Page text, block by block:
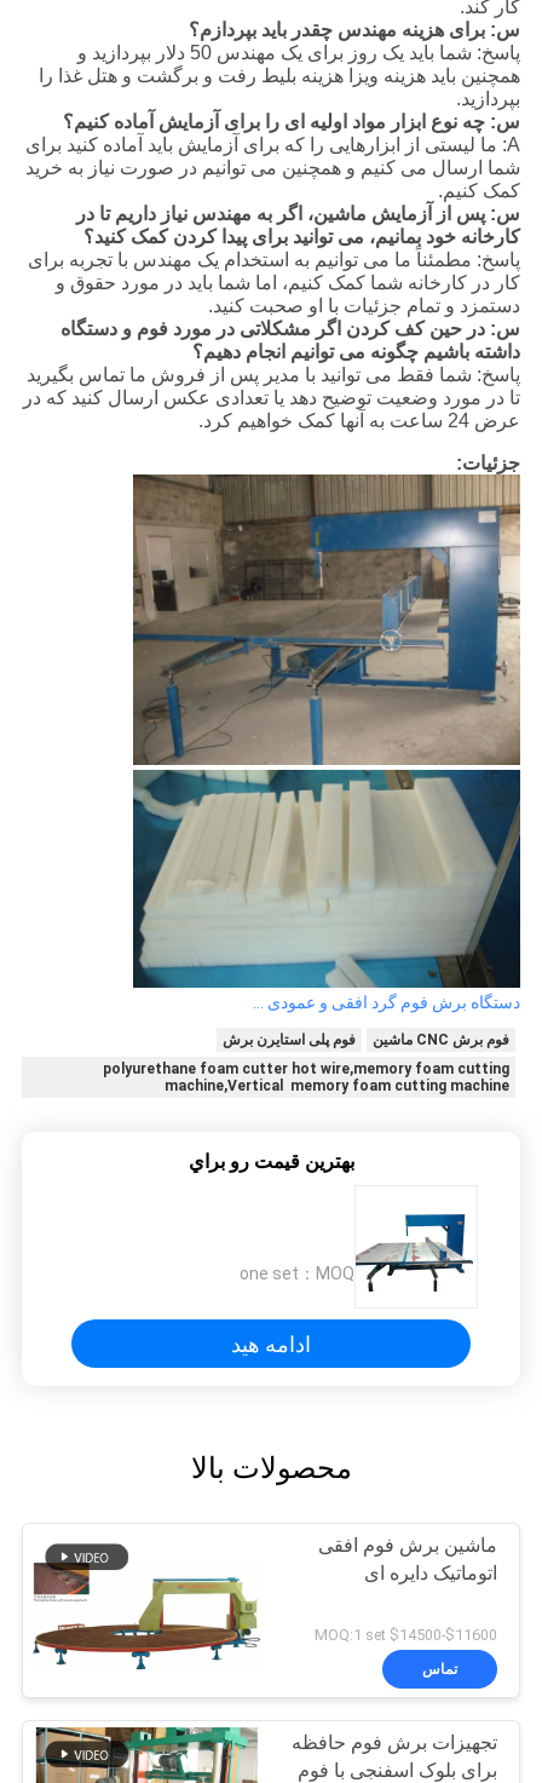
کار کند.
س: برای هزینه مهندس چقدر باید بپردازم؟
پاسخ: شما باید یک روز برای یک مهندس 50 دلار بپردازید و
همچنین باید هزینه ویزا هزینه بلیط رفت و برگشت و هتل غذا را
بپردازید.
س: چه نوع ابزار مواد اولیه ای را برای آزمایش آماده کنیم؟
A: ما لیستی از ابزارهایی را که برای آزمایش باید آماده کنید برای
شما ارسال می کنیم و همچنین می توانیم در صورت نیاز به خرید
کمک کنیم.
س: پس از آزمایش ماشین، اگر به مهندس نیاز داریم تا در
کارخانه خود بمانیم، می توانید برای پیدا کردن کمک کنید؟
پاسخ: مطمئناً ما می توانیم به استخدام یک مهندس با تجربه برای
کار در کارخانه شما کمک کنیم، اما شما باید در مورد حقوق و
دستمزد و تمام جزئیات با او صحبت کنید.
س: در حین کف کردن اگر مشکلاتی در مورد فوم و دستگاه
داشته باشیم چگونه می توانیم انجام دهیم؟
پاسخ: شما فقط می توانید با مدیر پس از فروش ما تماس بگیرید
تا در مورد وضعیت توضیح دهد یا تعدادی عکس ارسال کنید که در
عرض 24 ساعت به آنها کمک خواهیم کرد.
جزئیات:
دستگاه برش فوم گرد افقی و عمودی ...
فوم برش CNC ماشین
فوم پلی استایرن برش
polyurethane foam cutter hot wire,memory foam cutting
machine,Vertical memory foam cutting machine
بهترين قيمت رو براي
MOQ：
one set
ادامه هید
محصولات بالا
ماشین برش فوم افقی
اتوماتیک دایره ای
$11600-$14500 MOQ:1 set
تماس
تجهیزات برش فوم حافظه
برای بلوک اسفنجی با فوم